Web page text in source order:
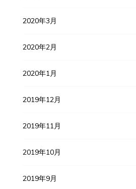
2020年3月
2020年2月
2020年1月
2019年12月
2019年11月
2019年10月
2019年9月